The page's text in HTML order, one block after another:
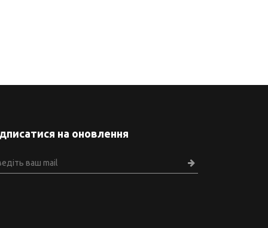
на оновлення